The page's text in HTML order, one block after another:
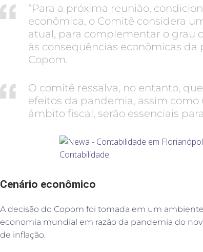
“Para a próxima reunião,
econômica, o Comitê considera
atual, para complementar o grau
às consequências econômicas da
Copom.
O comitê ressalva, no entanto,
efeitos da pandemia, assim
âmbito fiscal, serão essenciais
Cenário econômico
A decisão do Copom foi tomada em um
economia mundial em razão da pandemia do
de inflação.